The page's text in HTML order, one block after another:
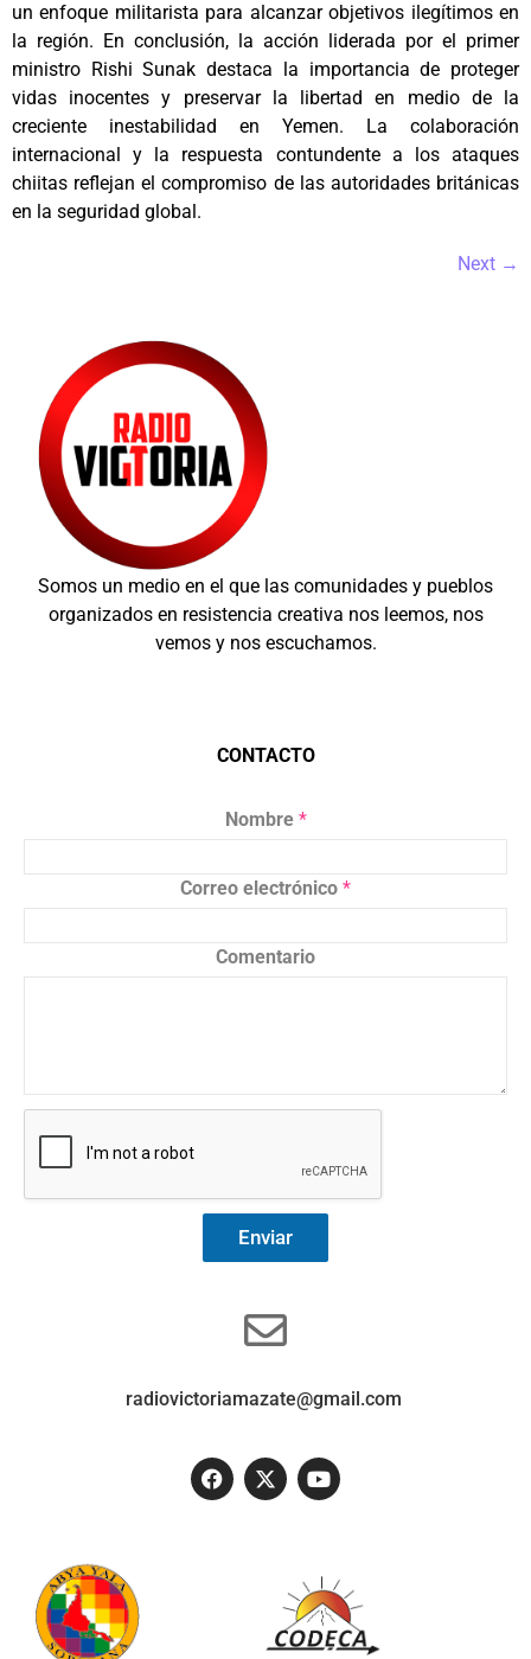
un enfoque militarista para alcanzar objetivos ilegítimos en
la región. En conclusión, la acción liderada por el primer
ministro Rishi Sunak destaca la importancia de proteger
vidas inocentes y preservar la libertad en medio de la
creciente inestabilidad en Yemen. La colaboración
internacional y la respuesta contundente a los ataques
chiitas reflejan el compromiso de las autoridades británicas
en la seguridad global.
Next →
Somos un medio en el que las comunidades y pueblos
organizados en resistencia creativa nos leemos, nos
vemos y nos escuchamos.
CONTACTO
Nombre *
Correo electrónico *
Comentario
Enviar
radiovictoriamazate@gmail.com